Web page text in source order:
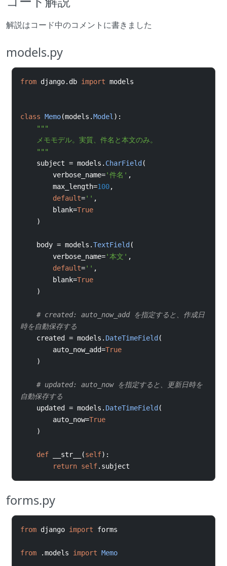
解説はコード中のコメントに書きました
models.py
from django. db import models
class Memo(models .Model ):
"""
    メモモデル。実質、件名と本文のみ。
    """
subject = models . CharField (
verbose_name='件名' ,
max_length=100,
default='' ,
blank=True
)
    body
= models .TextField (
verbose_name='本文' ,
default='' ,
blank=True
)
# created: auto_now_add を指定すると、作成日
時を自動保存する
created = models . DateTimeField (
auto_now_add=True
)
# updated: auto_now を指定すると、更新日時を
自動保存する
updated = models . DateTimeField (
auto_now=True
)
def __str__ (self):
return self. subject
forms.py
from django import forms
from .models import Memo